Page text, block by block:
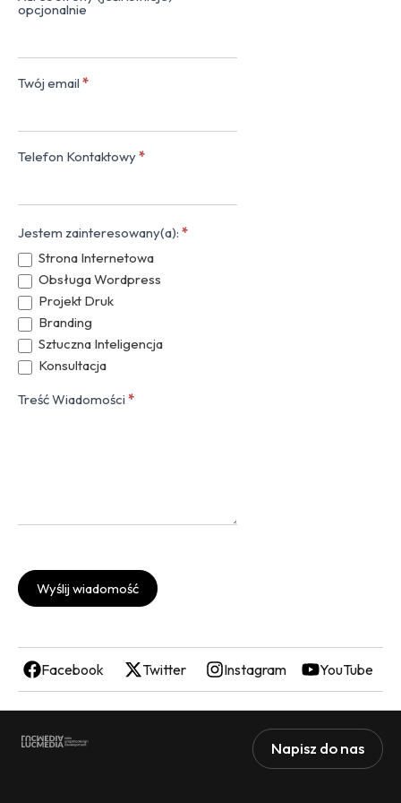
opcjonalnie
Twój email *
Telefon Kontaktowy*
Jestem zainteresowany(a): *
Strona Internetowa
Obsługa Wordpress
Projekt Druk
Branding
Sztuczna Inteligencja
Konsultacja
Treść Wiadomości *
Wyślij wiadomość
Facebook Twitter Instagram YouTube
Napisz do nas